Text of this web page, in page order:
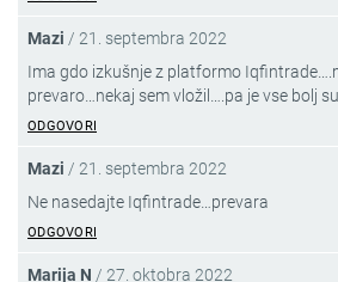
Mazi / 21. septembra 2022
Ima gdo izkušnje z platformo
prevaro…nekaj sem vložil….pa je vse bolj
ODGOVORI
Mazi / 21. septembra 2022
Ne nasedajte Iqfintrade…prevara
ODGOVORI
Marija N / 27. oktobra 2022
PREDEN SE ZGODI!
Prijavite se na brezplačne
Obveščeni boste o